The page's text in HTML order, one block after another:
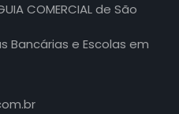
COMERCIAL de São
Bancárias e Escolas em